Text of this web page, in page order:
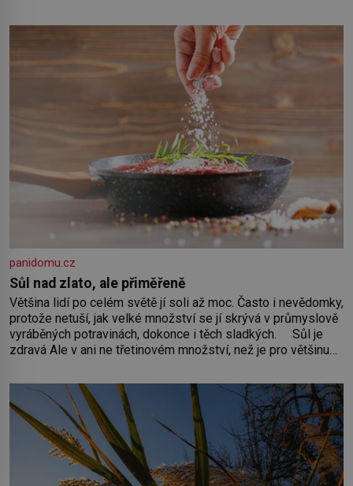
panidomu.cz
Sůl nad zlato, ale přiměřeně
Většina lidí po celém světě jí soli až moc. Často i nevědomky,
protože netuší, jak velké množství se jí skrývá v průmyslově
vyráběných potravinách, dokonce i těch sladkých. Sůl je
zdravá Ale v ani ne třetinovém množství, než je pro většinu
zásadní pro správné hospodaření